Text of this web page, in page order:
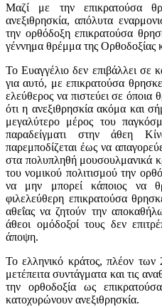
Μαζί με την επικρατούσα
ανεξιθρησκία, απόλυτα
την ορθόδοξη επικρατούσα
γέννημα θρέμμα της Ορθοδοξίας
Το Ευαγγέλιο δεν επιβάλλει σε
για αυτό, με επικρατούσα
ελεύθερος να πιστεύει σε
ότι η ανεξιθρησκία ακόμα και
μεγαλύτερο μέρος του
παραδείγματι στην άθεη
παρεμποδίζεται έως να
στα πολυπληθή μουσουλμανικά
του νομικού πολιτισμού την
να μην μπορεί κάποιος να
φιλελεύθερη επικρατούσα
αθεΐας να ζητούν την
άθεοι ομόδοξοί τους δεν
άποψη.
Το ελληνικό κράτος, πλέον
μετέπειτα συντάγματα και τις
την ορθοδοξία ως
κατοχυρώνουν ανεξιθρησκία.